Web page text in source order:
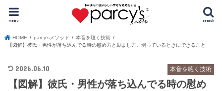
search
menu
HOME parcy’sメソッド
本音を聴く技術
【図解】彼氏・男性が落ち込んでる時の慰め方と励まし方。弱っているときにできること
本音を聴く技術
2026.06.10
【図解】彼氏・男性が落ち込んでる時の慰め